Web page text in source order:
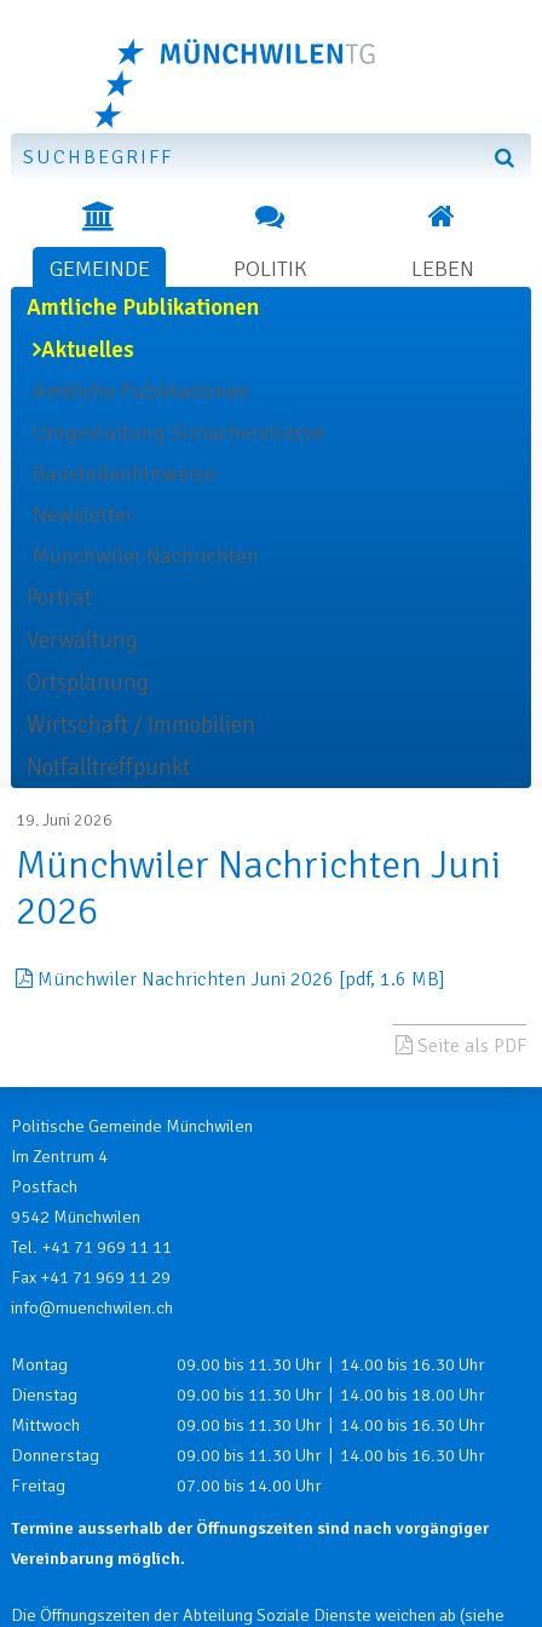
GEMEINDE POLITIK LEBEN
Suchbegriff
SUBNAVIGATION
GEMEINDE
Amtliche Publikationen
Aktuelles
Amtliche Publikationen
Umgestaltung Sirnacherstrasse
Baustellenhinweise
Newsletter
Münchwiler Nachrichten
Porträt
Verwaltung
Ortsplanung
Wirtschaft / Immobilien
Notfalltreffpunkt
19. Juni 2026
Münchwiler Nachrichten Juni
2026
Münchwiler Nachrichten Juni 2026 [pdf, 1.6 MB]
Seite als PDF
Politische Gemeinde Münchwilen
Im Zentrum 4
Postfach
9542 Münchwilen
Tel. +41 71 969 11 11
Fax +41 71 969 11 29
info@muenchwilen.ch
Öffnungszeiten
Wochentag Öffnungszeiten
Montag
09.00 bis 11.30 Uhr | 14.00 bis 16.30 Uhr
Dienstag
09.00 bis 11.30 Uhr | 14.00 bis 18.00 Uhr
Mittwoch
09.00 bis 11.30 Uhr | 14.00 bis 16.30 Uhr
Donnerstag
09.00 bis 11.30 Uhr | 14.00 bis 16.30 Uhr
Freitag
07.00 bis 14.00 Uhr
Termine ausserhalb der Öffnungszeiten sind nach vorgängiger
Vereinbarung möglich.
Die Öffnungszeiten der Abteilung Soziale Dienste weichen ab (siehe